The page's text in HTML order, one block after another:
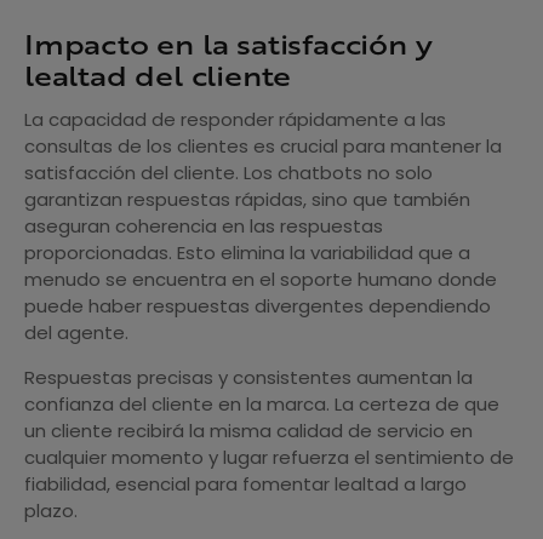
Impacto en la satisfacción y
lealtad del cliente
La capacidad de responder rápidamente a las
consultas de los clientes es crucial para mantener la
satisfacción del cliente. Los chatbots no solo
garantizan respuestas rápidas, sino que también
aseguran coherencia en las respuestas
proporcionadas. Esto elimina la variabilidad que a
menudo se encuentra en el soporte humano donde
puede haber respuestas divergentes dependiendo
del agente.
Respuestas precisas y consistentes aumentan la
confianza del cliente en la marca. La certeza de que
un cliente recibirá la misma calidad de servicio en
cualquier momento y lugar refuerza el sentimiento de
fiabilidad, esencial para fomentar lealtad a largo
plazo.